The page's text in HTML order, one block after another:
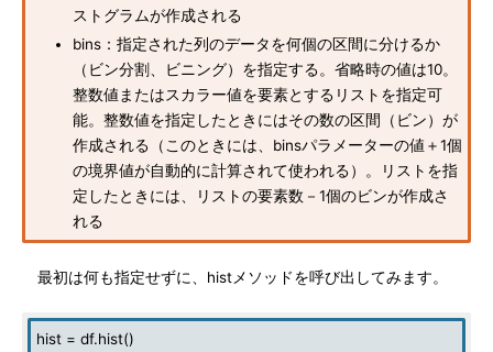
ストグラムが作成される
bins：指定された列のデータを何個の区間に分けるか
（ビン分割、ビニング）を指定する。省略時の値は10。
整数値またはスカラー値を要素とするリストを指定可
能。整数値を指定したときにはその数の区間（ビン）が
作成される（このときには、binsパラメーターの値＋1個
の境界値が自動的に計算されて使われる）。リストを指
定したときには、リストの要素数－1個のビンが作成さ
れる
最初は何も指定せずに、histメソッドを呼び出してみます。
hist = df.hist()